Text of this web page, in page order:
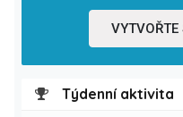
Týdenní aktivita